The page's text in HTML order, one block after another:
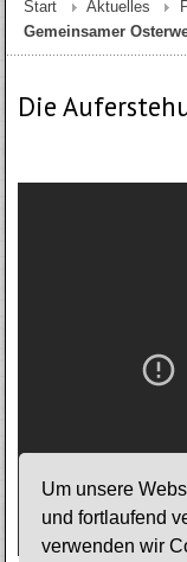
Um unsere
und fortlaufend
verwenden wir
Start Aktuelles
Gemeinsamer
Die